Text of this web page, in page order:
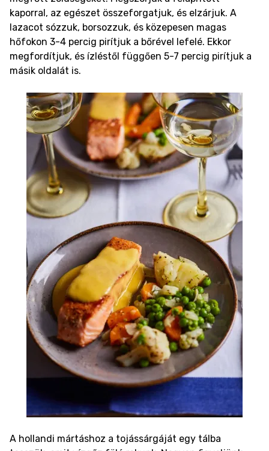
kaporral, az egészet összeforgatjuk, és elzárjuk. A
lazacot sózzuk, borsozzuk, és közepesen magas
hőfokon 3-4 percig pirítjuk a bőrével lefelé. Ekkor
megfordítjuk, és ízléstől függően 5-7 percig pirítjuk a
másik oldalát is.
A hollandi mártáshoz a tojássárgáját egy tálba